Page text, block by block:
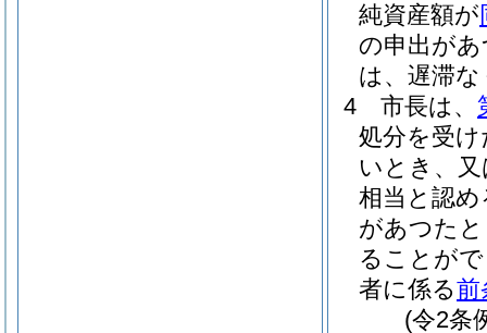
純資産額が
の申出が
は、遅滞
4
市長は、
処分を受
いとき、
相当と認
があつた
ることが
者に係る前
(令2条